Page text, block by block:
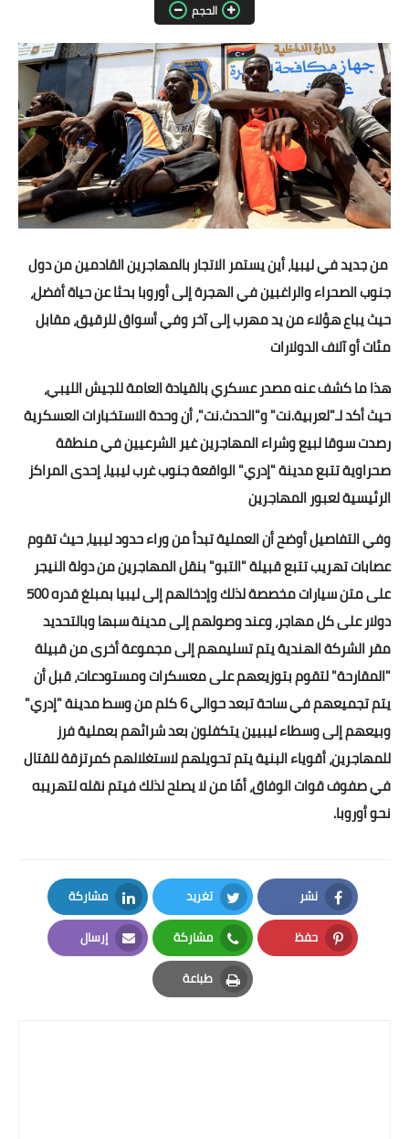
مقالات واراء
محافظات
القاهرة
القليوبية
الجيزة
الاسكندرية
الدقهلية
سوهاج
أخبار الرياضة
أخبار الفن
البوابة التعليمية
المزيد
اقتصاد
المرأة والطفل
حكاية صورة
ثقافة
الحجم
من جديد في ليبيا، أين يستمر الاتجار بالمهاجرين القادمين من دول
جنوب الصحراء والراغبين في الهجرة إلى أوروبا بحثا عن حياة أفضل،
حيث يباع هؤلاء من يد مهرب إلى آخر وفي أسواق للرقيق، مقابل
مئات أو آلاف الدولارات
هذا ما كشف عنه مصدر عسكري بالقيادة العامة للجيش الليبي،
حيث أكد لـ"لعربية.نت" و"الحدث.نت"، أن وحدة الاستخبارات العسكرية
رصدت سوقا لبيع وشراء المهاجرين غير الشرعيين في منطقة
صحراوية تتبع مدينة "إدري" الواقعة جنوب غرب ليبيا، إحدى المراكز
الرئيسية لعبور المهاجرين
وفي التفاصيل أوضح أن العملية تبدأ من وراء حدود ليبيا، حيث تقوم
عصابات تهريب تتبع قبيلة "التبو" بنقل المهاجرين من دولة النيجر
على متن سيارات مخصصة لذلك وإدخالهم إلى ليبيا بمبلغ قدره 500
دولار على كل مهاجر، وعند وصولهم إلى مدينة سبها وبالتحديد
مقر الشركة الهندية يتم تسليمهم إلى مجموعة أخرى من قبيلة
"المقارحة" لتقوم بتوزيعهم على معسكرات ومستودعات، قبل أن
يتم تجميعهم في ساحة تبعد حوالي 6 كلم من وسط مدينة "إدري"
وبيعهم إلى وسطاء ليبيين يتكفلون بعد شرائهم بعملية فرز
للمهاجرين، أقوياء البنية يتم تحويلهم لاستغلالهم كمرتزقة للقتال
في صفوف قوات الوفاق، أمّا من لا يصلح لذلك فيتم نقله لتهريبه
نحو أوروبا.
نشر
Facebook
تغريد
Twitter
مشاركة
LinkedIn
حفظ
Pinterest
مشاركة
Whatsapp
إرسال
Email
طباعة
Print